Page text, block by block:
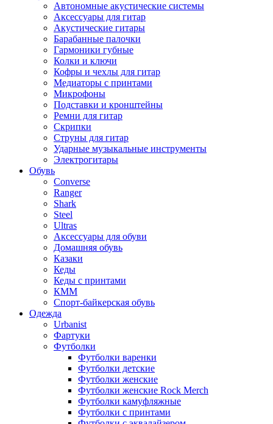
Автономные акустические системы
Аксессуары для гитар
Акустические гитары
Барабанные палочки
Гармоники губные
Колки и ключи
Кофры и чехлы для гитар
Медиаторы с принтами
Микрофоны
Подставки и кронштейны
Ремни для гитар
Скрипки
Струны для гитар
Ударные музыкальные инструменты
Электрогитары
Обувь
Converse
Ranger
Shark
Steel
Ultras
Аксессуары для обуви
Домашняя обувь
Казаки
Кеды
Кеды с принтами
КММ
Спорт-байкерская обувь
Одежда
Urbanist
Фартуки
Футболки
Футболки варенки
Футболки детские
Футболки женские
Футболки женские Rock Merch
Футболки камуфляжные
Футболки с принтами